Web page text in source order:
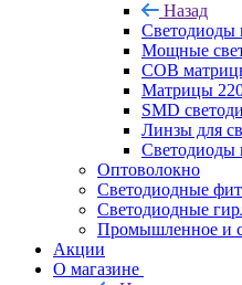
Назад
Светодиоды
Мощные
COB
Матрицы
SMD
Линзы для
Светодиоды
Оптоволокно
Светодиодные
Светодиодные
Промышленное и
Акции
О магазине